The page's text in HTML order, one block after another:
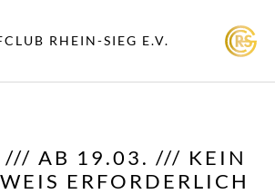
RHEIN-SIEG E.V.
/// AB 19.03. /// KEIN
ERFORDERLICH